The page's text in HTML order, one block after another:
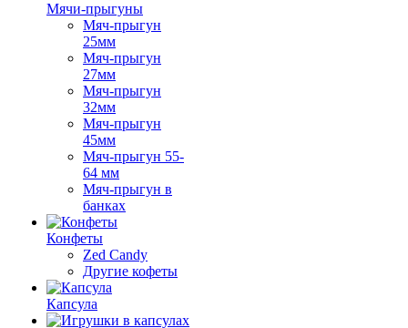
Мячи-прыгуны
Мяч-прыгун
25мм
Мяч-прыгун
27мм
Мяч-прыгун
32мм
Мяч-прыгун
45мм
Мяч-прыгун 55-
64 мм
Мяч-прыгун в
банках
Конфеты
Zed Candy
Другие кофеты
Капсула